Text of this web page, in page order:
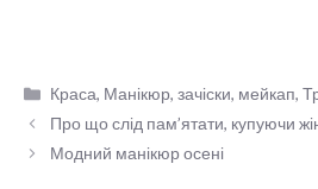
Категорії
Краса, Манікюр, зачіски, мейкап,
Про що слід пам’ятати, купуючи
Модний манікюр осені